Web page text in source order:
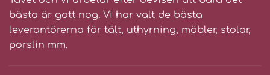
bästa är gott nog. Vi har valt de bästa
leverantörerna för tält, uthyrning, möbler, stolar,
porslin mm.